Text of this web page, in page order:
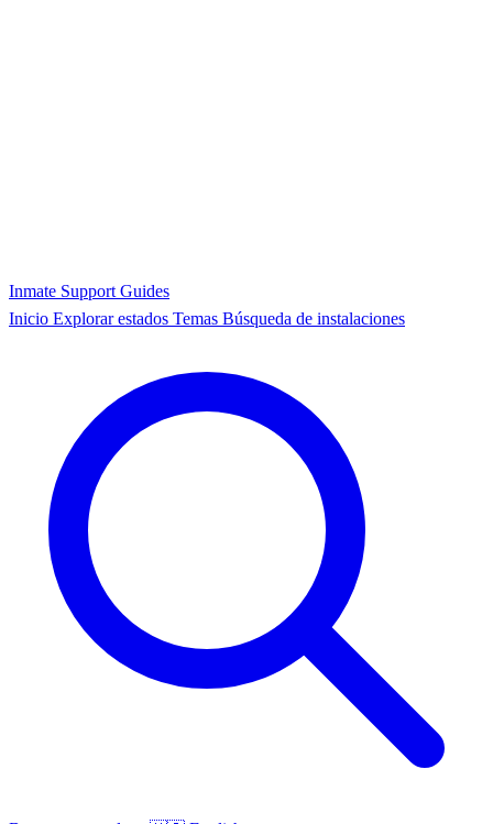
Inmate Support Guides
Inicio Explorar estados Temas Búsqueda de instalaciones